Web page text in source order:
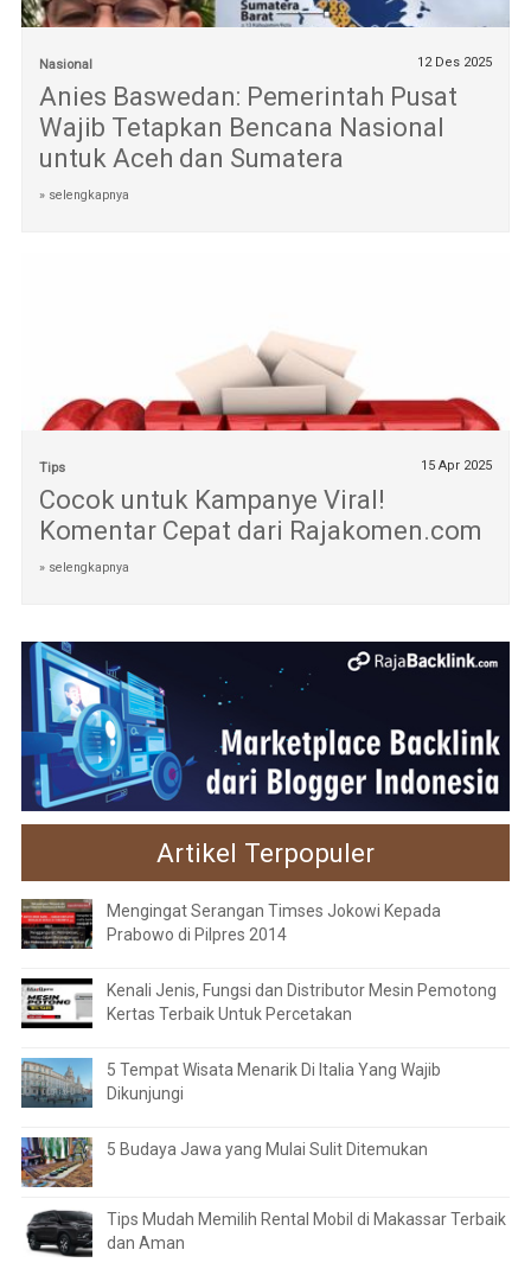
Nasional 12 Des 2025
Anies Baswedan: Pemerintah Pusat
Wajib Tetapkan Bencana Nasional
untuk Aceh dan Sumatera
» selengkapnya
Tips 15 Apr 2025
Cocok untuk Kampanye Viral!
Komentar Cepat dari Rajakomen.com
» selengkapnya
Artikel Terpopuler
Mengingat Serangan Timses Jokowi Kepada
Prabowo di Pilpres 2014
Kenali Jenis, Fungsi dan Distributor Mesin Pemotong
Kertas Terbaik Untuk Percetakan
5 Tempat Wisata Menarik Di Italia Yang Wajib
Dikunjungi
5 Budaya Jawa yang Mulai Sulit Ditemukan
Tips Mudah Memilih Rental Mobil di Makassar Terbaik
dan Aman